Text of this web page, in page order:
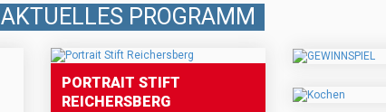
AKTUELLES PROGRAMM
PORTRAIT STIFT
REICHERSBERG